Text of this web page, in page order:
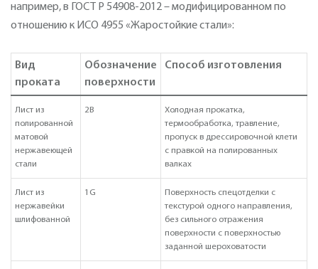
например, в ГОСТ Р 54908-2012 – модифицированном по
отношению к ИСО 4955 «Жаростойкие стали»:
Вид
проката
Обозначение
поверхности
Способ изготовления
Лист из
полированной
матовой
нержавеющей
стали
2B
Холодная прокатка,
термообработка, травление,
пропуск в дрессировочной клети
с правкой на полированных
валках
Лист из
нержавейки
шлифованной
1G
Поверхность спецотделки с
текстурой одного направления,
без сильного отражения
поверхности с поверхностью
заданной шероховатости